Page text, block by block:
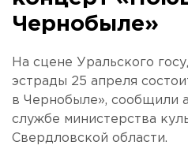
Чернобыле»
На сцене Уральского
эстрады 25 апреля
в Чернобыле», сообщили
службе министерства
Свердловской области.